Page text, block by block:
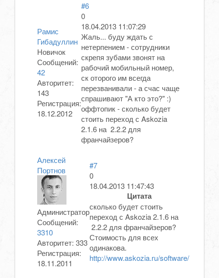
Рамис
Гибадуллин
Новичок
Сообщений:
42
Авторитет:
143
Регистрация:
18.12.2012
#6
0
18.04.2013 11:07:29
Жаль... буду ждать с
нетерпением - сотрудники
скрепя зубами звонят на
рабочий мобильный номер,
ск оторого им всегда
перезванивали - а счас чаще
спрашивают "А кто это?" :)
оффтопик - сколько будет
стоить переход с Askozia
2.1.6 на 2.2.2 для
франчайзеров?
Алексей
Портнов
Администратор
Сообщений:
3310
Авторитет: 333
Регистрация:
18.11.2011
#7
0
18.04.2013 11:47:43
Цитата
сколько будет стоить
переход с Askozia 2.1.6 на
2.2.2 для франчайзеров?
Стоимость для всех
одинакова.
http://www.askozia.ru/software/